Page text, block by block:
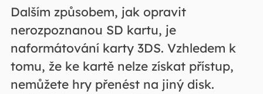
Dalším způsobem, jak opravit
nerozpoznanou SD kartu, je
naformátování karty 3DS. Vzhledem k
tomu, že ke kartě nelze získat přístup,
nemůžete hry přenést na jiný disk.